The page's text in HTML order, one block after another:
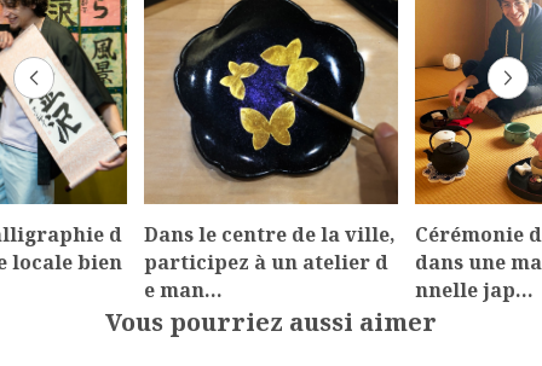
d
locale bien
Dans le centre de la ville,
participez à un atelier d
e man…
Cérémonie
dans une
nnelle jap…
Vous pourriez aussi aimer